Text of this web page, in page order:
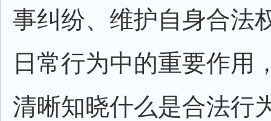
事纠纷、维护自身合法
日常行为中的重要作用
清晰知晓什么是合法行